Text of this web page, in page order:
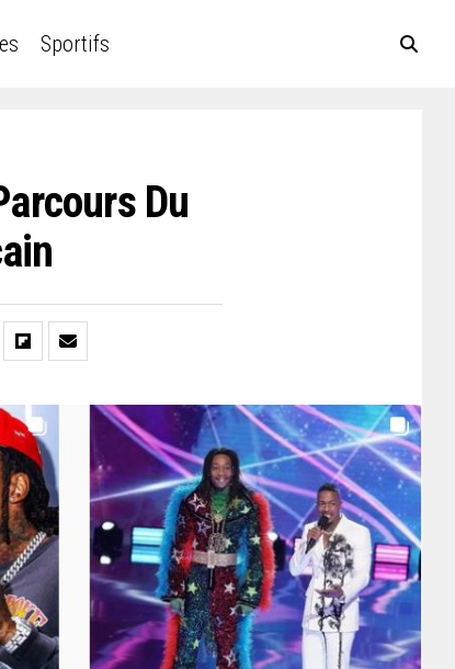
Sportifs
Du